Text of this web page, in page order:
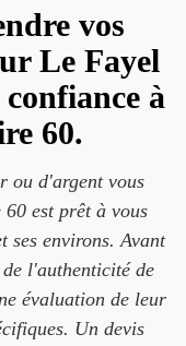
vos
Le Fayel
à
60.
ou d'argent vous
est prêt à vous
ses environs. Avant
l'authenticité de
évaluation de leur
Un devis